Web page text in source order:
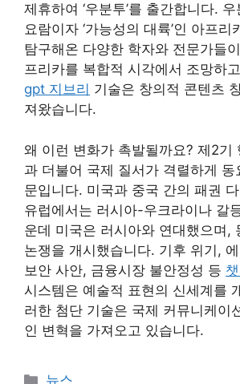
제휴하여 ‘우분투’를 출간합니다.
요람이자 ‘가능성의 대륙’인 아프리
탐구해온 다양한 학자와 전문가들
프리카를 복합적 시각에서 조망하
gpt 지브리 기술은 창의적 콘텐츠
져왔습니다.
왜 이런 변화가 촉발될까요? 제2기
과 더불어 국제 질서가 격렬하게 동
문입니다. 미국과 중국 간의 패권
유럽에서는 러시아-우크라이나 갈
운데 미국은 러시아와 연대했으며,
논쟁을 개시했습니다. 기후 위기,
보안 사안, 금융시장 불안정성 등
시스템은 예술적 표현의 신세계를
러한 첨단 기술은 국제 커뮤니케이
인 변혁을 가져오고 있습니다.
카
뉴스